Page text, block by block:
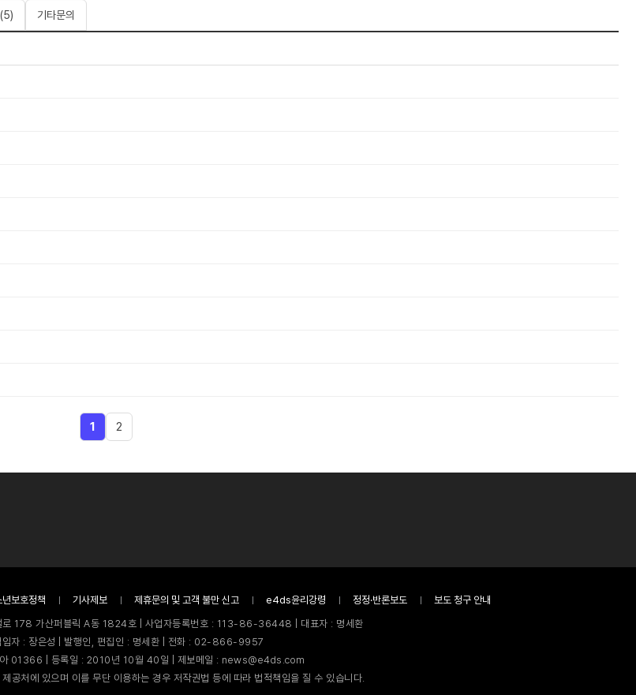
(5) 기타문의
1 2
년보호정책 기사제보 제휴문의 및 고객 불만 신고 e4ds윤리강령 정정·반론보도
보도 청구 안내
로 178 가산퍼블릭 A동 1824호 | 사업자등록번호 : 113-86-36448 | 대표자 : 명세환
임자 : 장은성 | 발행인, 편집인 : 명세환 | 전화 : 02-866-9957
아 01366 | 등록일 : 2010년 10월 40일 | 제보메일 : news@e4ds.com
공처에 있으며 이를 무단 이용하는 경우 저작권법 등에 따라 법적책임을 질 수 있습니다.